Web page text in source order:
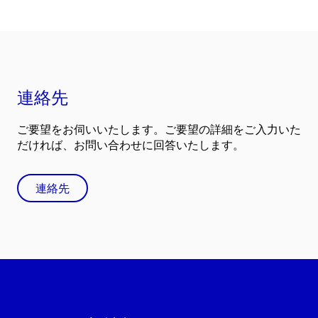
連絡先
ご要望をお伺いいたします。ご要望の詳細をご入力いた
だければ、お問い合わせに回答いたします。
連絡先